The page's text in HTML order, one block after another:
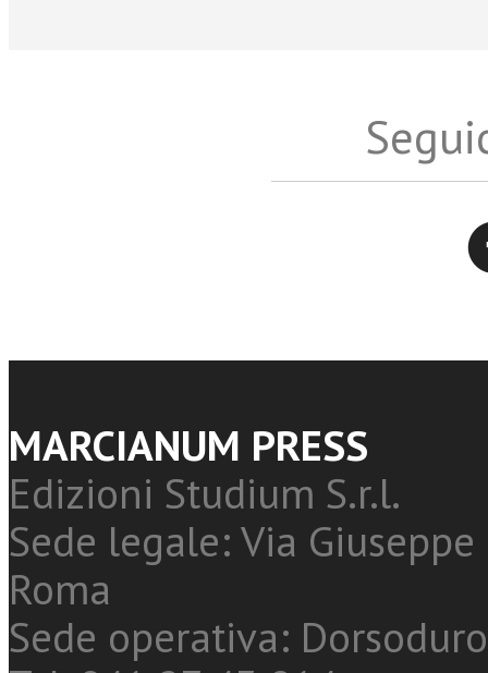
MARCIANUM PRESS
Edizioni Studium S.r.l.
Sede legale: Via
Roma
Sede operativa: